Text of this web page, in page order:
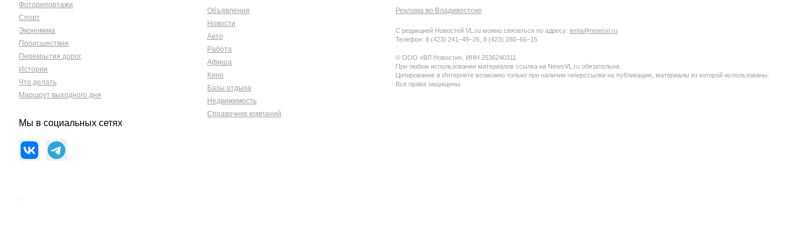
Фоторепортажи
Спорт
Экономика
Происшествия
Перекрытия дорог
Истории
Что делать
Маршрут выходного дня
Мы в социальных сетях
Объявления
Новости
Авто
Работа
Афиша
Кино
Базы отдыха
Недвижимость
Справочник компаний
Реклама во Владивостоке
С редакцией Новостей VL.ru можно связаться по адресу: lenta@newsvl.ru
Телефон: 8 (423) 241−49−26, 8 (423) 280−66−15
© ООО «ВЛ Новости», ИНН 2536240311
При любом использовании материалов ссылка на NewsVL.ru обязательна.
Цитирование в Интернете возможно только при наличии гиперссылки на публикацию, материалы из которой использованы.
Все права защищены.